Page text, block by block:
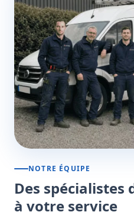
NOTRE ÉQUIPE
Des spécialistes
à votre service